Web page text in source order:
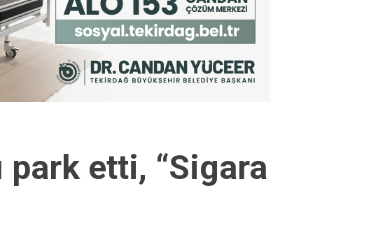
etti, “Sigara